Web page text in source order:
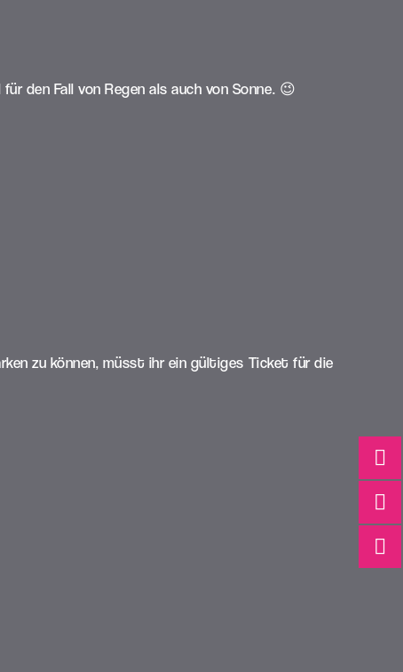
den Fall von Regen als auch von Sonne. 😉
zu können, müsst ihr ein gültiges Ticket für die